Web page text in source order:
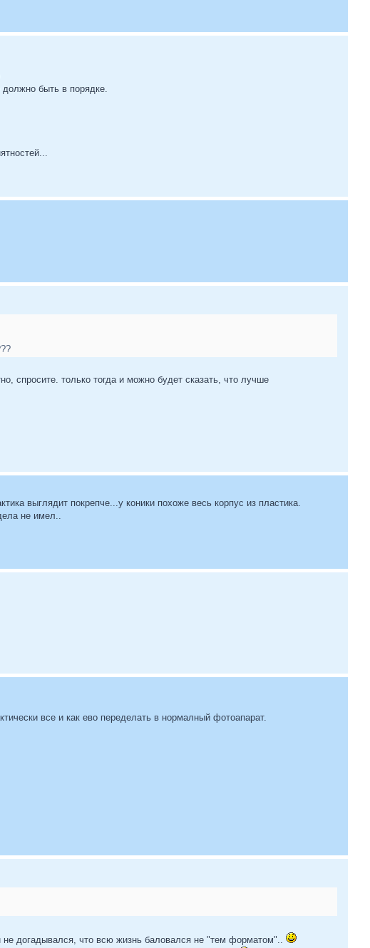
должно быть в порядке.
спросите. только тогда и можно будет сказать, что лучше
выглядит покрепче...у коники похоже весь корпус из пластика.
не имел..
все и как ево переделать в нормалный фотоапарат.
догадывался, что всю жизнь баловался не "тем форматом"..